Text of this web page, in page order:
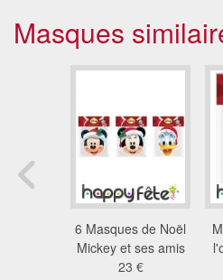
Masques
6 Masques de Noël
Mickey et ses amis
23 €